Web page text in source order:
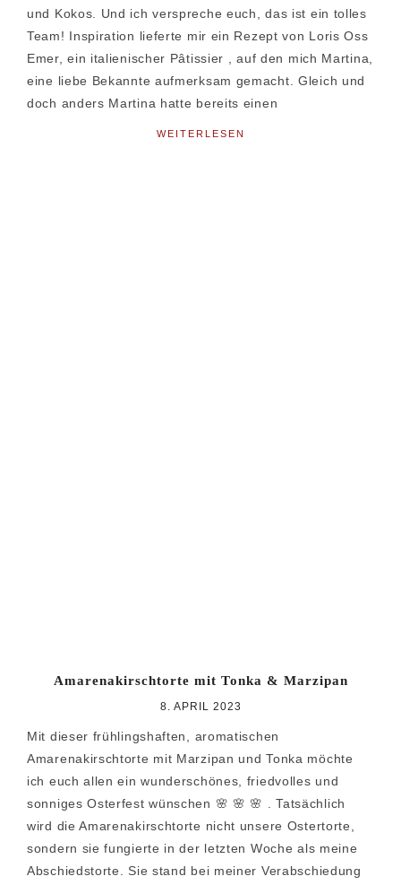
und Kokos. Und ich verspreche euch, das ist ein tolles
Team! Inspiration lieferte mir ein Rezept von Loris Oss
Emer, ein italienischer Pâtissier , auf den mich Martina,
eine liebe Bekannte aufmerksam gemacht. Gleich und
doch anders Martina hatte bereits einen
WEITERLESEN
Amarenakirschtorte mit Tonka & Marzipan
8. APRIL 2023
Mit dieser frühlingshaften, aromatischen
Amarenakirschtorte mit Marzipan und Tonka möchte
ich euch allen ein wunderschönes, friedvolles und
sonniges Osterfest wünschen 🌸 🌸 🌸 . Tatsächlich
wird die Amarenakirschtorte nicht unsere Ostertorte,
sondern sie fungierte in der letzten Woche als meine
Abschiedstorte. Sie stand bei meiner Verabschiedung